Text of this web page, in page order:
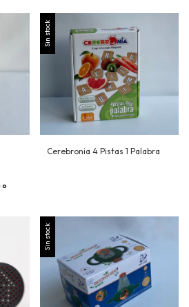
o
Sin stock
Cerebronia 4 Pistas 1 Palabra
Sin stock